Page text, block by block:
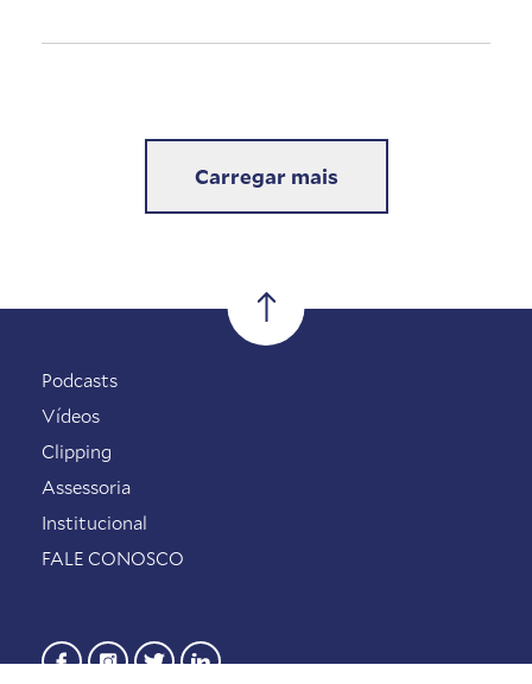
Carregar mais
Podcasts
Vídeos
Clipping
Assessoria
Institucional
FALE CONOSCO